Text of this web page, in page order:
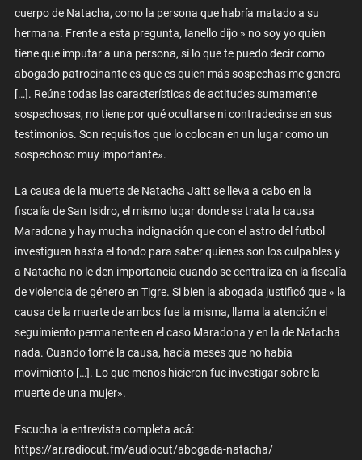
cuerpo de Natacha, como la persona que habría matado a su
hermana. Frente a esta pregunta, Ianello dijo » no soy yo quien
tiene que imputar a una persona, sí lo que te puedo decir como
abogado patrocinante es que es quien más sospechas me genera
[…]. Reúne todas las características de actitudes sumamente
sospechosas, no tiene por qué ocultarse ni contradecirse en sus
testimonios. Son requisitos que lo colocan en un lugar como un
sospechoso muy importante».
La causa de la muerte de Natacha Jaitt se lleva a cabo en la
fiscalía de San Isidro, el mismo lugar donde se trata la causa
Maradona y hay mucha indignación que con el astro del futbol
investiguen hasta el fondo para saber quienes son los culpables y
a Natacha no le den importancia cuando se centraliza en la fiscalía
de violencia de género en Tigre. Si bien la abogada justificó que » la
causa de la muerte de ambos fue la misma, llama la atención el
seguimiento permanente en el caso Maradona y en la de Natacha
nada. Cuando tomé la causa, hacía meses que no había
movimiento […]. Lo que menos hicieron fue investigar sobre la
muerte de una mujer».
Escucha la entrevista completa acá:
https://ar.radiocut.fm/audiocut/abogada-natacha/